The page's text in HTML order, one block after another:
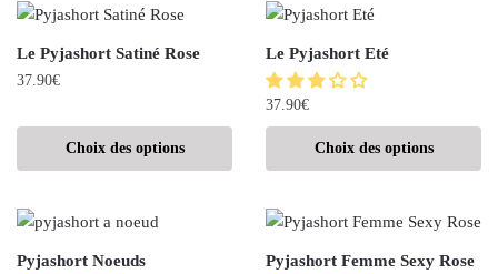
Le Pyjashort Satiné Rose
37.90€
Choix des options
Le Pyjashort Eté
37.90€
Choix des options
Pyjashort Noeuds Pyjashort Femme Sexy Rose